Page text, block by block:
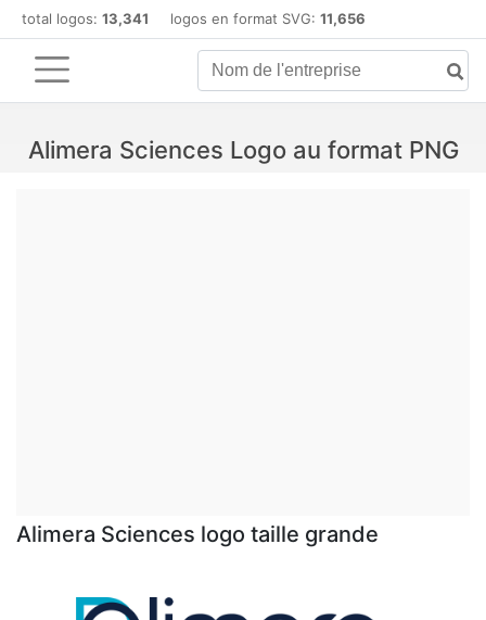
total logos: 13,341 logos en format SVG: 11,656
Alimera Sciences Logo au format PNG
Alimera Sciences logo taille grande